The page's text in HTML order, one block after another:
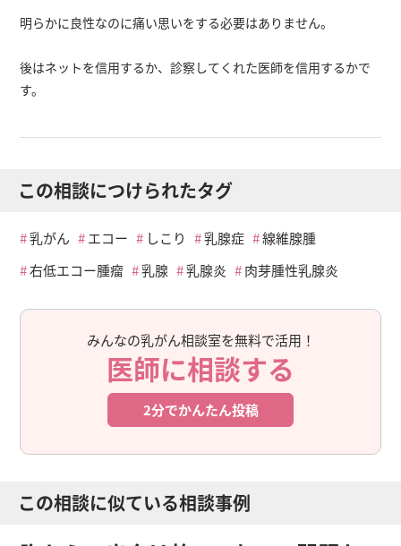
明らかに良性なのに痛い思いをする必要はありません。
後はネットを信用するか、診察してくれた医師を信用するかで
す。
この相談につけられたタグ
乳がん エコー しこり 乳腺症
線維腺腫
右低エコー腫瘤
乳腺 乳腺炎 肉芽腫性乳腺炎
みんなの乳がん相談室を無料で活用！
医師に相談する
2分でかんたん投稿
この相談に似ている相談事例